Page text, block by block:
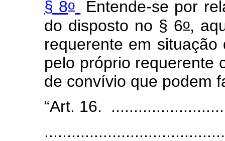
§ 8o
Entende-se por
do disposto no § 6o,
requerente em
pelo próprio requerente
de convívio que podem
“Art. 16.